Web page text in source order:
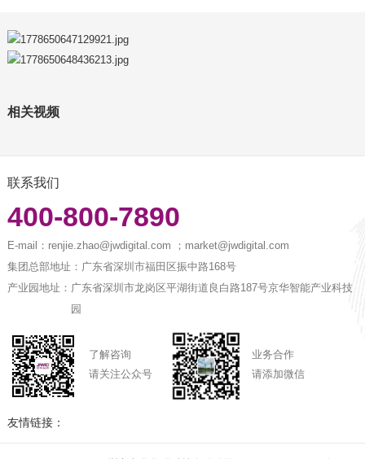
相关视频
联系我们
400-800-7890
E-mail： renjie.zhao@jwdigital.com ；market@jwdigital.com
集团总部地址： 广东省深圳市福田区振中路168号
产业园地址： 广东省深圳市龙岗区平湖街道良白路187号京华智能产业科技
园
了解咨询
请关注公众号
业务合作
请添加微信
友情链接：